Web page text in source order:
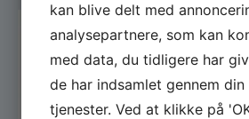
kan blive delt med
analysepartnere, som kan
med data, du tidligere har
de har indsamlet gennem
tjenester. Ved at klikke på